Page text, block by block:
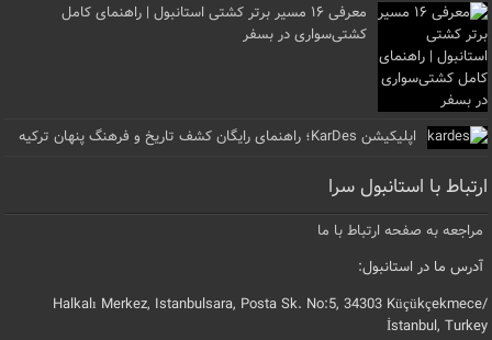
معرفی ۱۶ مسیر برتر کشتی استانبول | راهنمای کامل
کشتی‌سواری در بسفر
اپلیکیشن KarDes؛ راهنمای رایگان کشف تاریخ و فرهنگ پنهان ترکیه
ارتباط با استانبول سرا
مراجعه به صفحه ارتباط با ما
آدرس ما در استانبول:
Halkalı Merkez, Istanbulsara, Posta Sk. No:5, 34303 Küçükçekmece/
İstanbul, Turkey